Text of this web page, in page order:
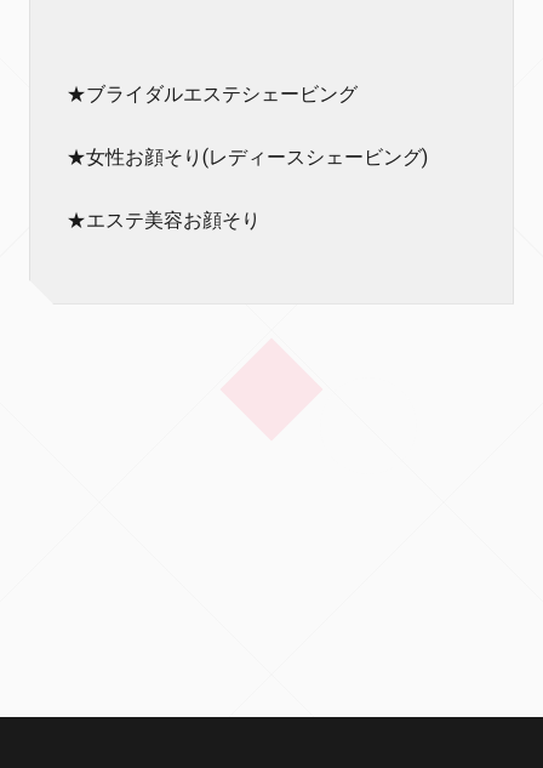
★ブライダルエステシェービング
★女性お顔そり(レディースシェービング)
★エステ美容お顔そり